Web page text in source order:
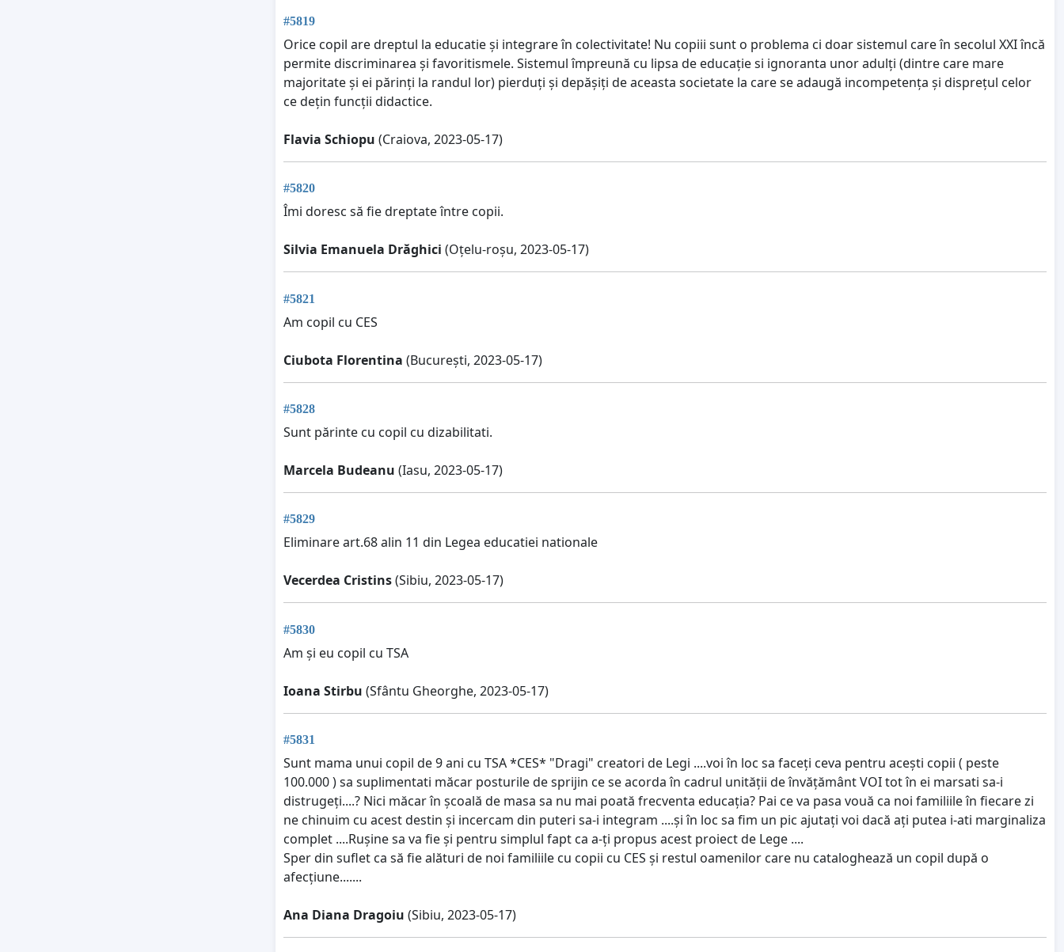
#5819
Orice copil are dreptul la educatie și integrare în colectivitate! Nu copiii sunt o problema ci doar sistemul care în secolul XXI încă
permite discriminarea și favoritismele. Sistemul împreună cu lipsa de educație si ignoranta unor adulți (dintre care mare
majoritate și ei părinți la randul lor) pierduți și depășiți de aceasta societate la care se adaugă incompetența și disprețul celor
ce dețin funcții didactice.
Flavia Schiopu (Craiova, 2023-05-17)
#5820
Îmi doresc să fie dreptate între copii.
Silvia Emanuela Drăghici (Oțelu-roșu, 2023-05-17)
#5821
Am copil cu CES
Ciubota Florentina (București, 2023-05-17)
#5828
Sunt părinte cu copil cu dizabilitati.
Marcela Budeanu (Iasu, 2023-05-17)
#5829
Eliminare art.68 alin 11 din Legea educatiei nationale
Vecerdea Cristins(Sibiu, 2023-05-17)
#5830
Am și eu copil cu TSA
Ioana Stirbu (Sfântu Gheorghe, 2023-05-17)
#5831
Sunt mama unui copil de 9 ani cu TSA *CES* "Dragi" creatori de Legi ....voi în loc sa faceți ceva pentru acești copii ( peste
100.000 ) sa suplimentati măcar posturile de sprijin ce se acorda în cadrul unității de învățământ VOI tot în ei marsati sa-i
distrugeți....? Nici măcar în școală de masa sa nu mai poată frecventa educația? Pai ce va pasa vouă ca noi familiile în fiecare zi
ne chinuim cu acest destin și incercam din puteri sa-i integram ....și în loc sa fim un pic ajutați voi dacă ați putea i-ati marginaliza
complet ....Rușine sa va fie și pentru simplul fapt ca a-ți propus acest proiect de Lege ....
Sper din suflet ca să fie alături de noi familiile cu copii cu CES și restul oamenilor care nu cataloghează un copil după o
afecțiune.......
Ana Diana Dragoiu (Sibiu, 2023-05-17)